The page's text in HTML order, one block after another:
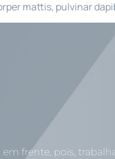
mattis, pulvinar
frente, pois,